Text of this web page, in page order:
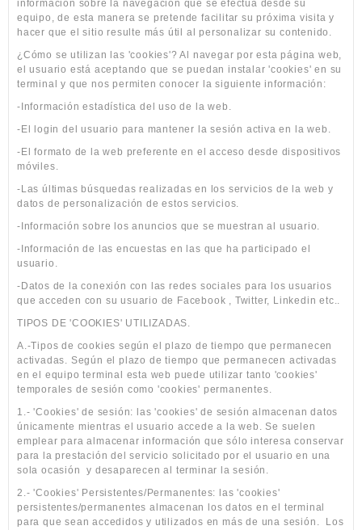
información sobre la navegación que se efectúa desde su
equipo, de esta manera se pretende facilitar su próxima visita y
hacer que el sitio resulte más útil al personalizar su contenido.
¿Cómo se utilizan las 'cookies'? Al navegar por esta página web,
el usuario está aceptando que se puedan instalar 'cookies' en su
terminal y que nos permiten conocer la siguiente información:
-Información estadística del uso de la web.
-El login del usuario para mantener la sesión activa en la web.
-El formato de la web preferente en el acceso desde dispositivos
móviles.
-Las últimas búsquedas realizadas en los servicios de la web y
datos de personalización de estos servicios.
-Información sobre los anuncios que se muestran al usuario.
-Información de las encuestas en las que ha participado el
usuario.
-Datos de la conexión con las redes sociales para los usuarios
que acceden con su usuario de Facebook , Twitter, Linkedin etc..
TIPOS DE 'COOKIES' UTILIZADAS.
A.-Tipos de cookies según el plazo de tiempo que permanecen
activadas. Según el plazo de tiempo que permanecen activadas
en el equipo terminal esta web puede utilizar tanto 'cookies'
temporales de sesión como 'cookies' permanentes.
1.- 'Cookies' de sesión: las 'cookies' de sesión almacenan datos
únicamente mientras el usuario accede a la web. Se suelen
emplear para almacenar información que sólo interesa conservar
para la prestación del servicio solicitado por el usuario en una
sola ocasión
y desaparecen al terminar la sesión.
2.- 'Cookies' Persistentes/Permanentes: las 'cookies'
persistentes/permanentes almacenan los datos en el terminal
para que sean accedidos y utilizados en más de una sesión.
Los